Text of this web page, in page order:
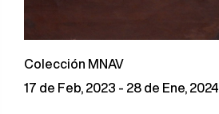
Colección MNAV
17 de Feb, 2023 - 28 de Ene, 2024